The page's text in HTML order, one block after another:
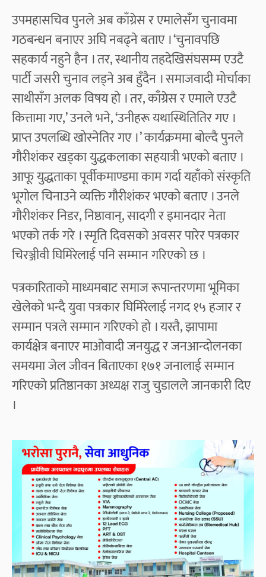
उपमहासचिव पुनले अब काँग्रेस र एमालेसँग चुनावमा
गठबन्धन बनाएर अघि नबढ्ने बताए । ‘चुनावपछि
सहकार्य नहुने हैन । तर, स्थानीय तहदेखिसंघसम्म एउटै
पार्टी जसरी चुनाव लड्ने अब हुँदैन । समाजवादी मोर्चाका
साथीसँग अलक विषय हो । तर, काँग्रेस र एमाले एउटै
कित्तामा गए,’ उनले भने, ‘उनीहरू यथास्थितितिर गए ।
प्राप्त उपलब्धि खोस्नेतिर गए ।’ कार्यक्रममा बोल्दै पुनले
गौरीशंकर खड्का युद्धकलाका सहयात्री भएको बताए ।
आफू युद्धताका पूर्वीकमाण्डमा काम गर्दा यहाँको संस्कृति
भूगोल चिनाउने व्यक्ति गौरीशंकर भएको बताए । उनले
गौरीशंकर निडर, निष्ठावान्, सादगी र इमानदार नेता
भएको तर्क गरे । स्मृति दिवसको अवसर पारेर पत्रकार
चिरञ्जीवी घिमिरेलाई पनि सम्मान गरिएको छ ।
पत्रकारिताको माध्यमबाट समाज रूपान्तरणमा भूमिका
खेलेको भन्दै युवा पत्रकार घिमिरेलाई नगद १५ हजार र
सम्मान पत्रले सम्मान गरिएको हो । यस्तै, झापामा
कार्यक्षेत्र बनाएर माओवादी जनयुद्ध र जनआन्दोलनका
समयमा जेल जीवन बिताएका १७१ जनालाई सम्मान
गरिएको प्रतिष्ठानका अध्यक्ष राजु चुडालले जानकारी दिए
।